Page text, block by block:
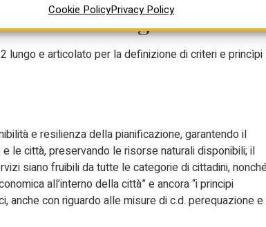
Cookie PolicyPrivacy Policy
di delega
lungo e articolato per la definizione di criteri e princìpi
e resilienza della pianificazione, garantendo il
le città, preservando le risorse naturali disponibili; il
siano fruibili da tutte le categorie di cittadini,
all’interno della città” e ancora “i principi
con riguardo alle misure di c.d. perequazione e